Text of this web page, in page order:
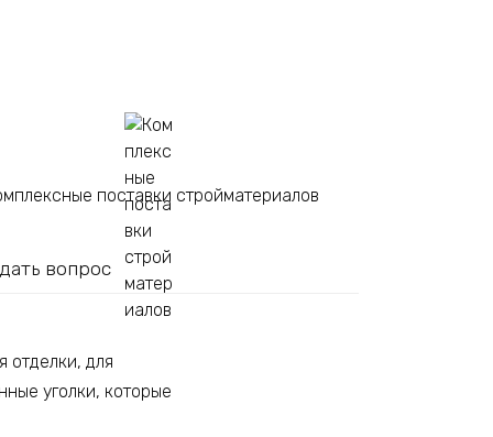
поставки стройматериалов
вопрос
отделки, для
уголки, которые